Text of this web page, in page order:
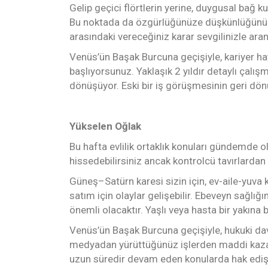
Gelip geçici flörtlerin yerine, duygusal bağ
Bu noktada da özgürlüğünüze
arasındaki vereceğiniz karar sevgilinizle
Venüs’ün Başak Burcuna geçişiyle, kariyer
başlıyorsunuz. Yaklaşık 2 yıldır detaylı
dönüşüyor. Eski bir iş görüşmesinin geri
Yükselen Oğlak
Bu hafta evlilik ortaklık konuları gündemde
hissedebilirsiniz ancak kontrolcü
Güneş–Satürn karesi sizin için, ev-aile-yuva
satım için olaylar gelişebilir. Ebeveyn
önemli olacaktır. Yaşlı veya hasta bir
Venüs’ün Başak Burcuna geçişiyle, hukuki
medyadan yürüttüğünüz işlerden maddi
uzun süredir devam eden konularda hak